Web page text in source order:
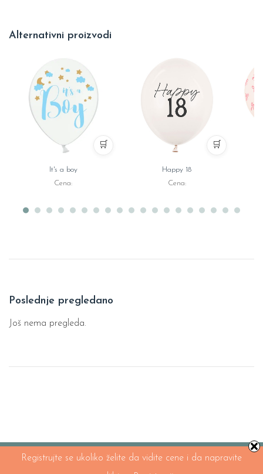
Alternativni proizvodi
🛒
It's a boy
Cena:
🛒
Happy 18
Cena:
Poslednje pregledano
Još nema pregleda.
©2026. PartyWorld.rs - Veleprodaja balona i parti programa. Za
Registrujte se ukoliko želite da vidite cene i da napravite